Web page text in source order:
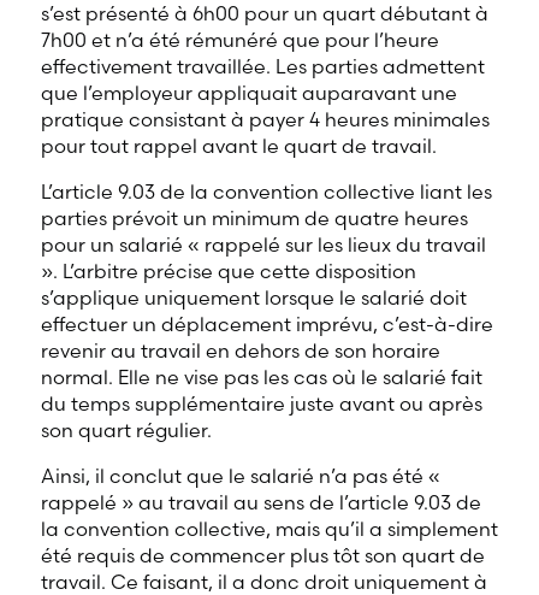
s’est présenté à 6h00 pour un quart débutant à
7h00 et n’a été rémunéré que pour l’heure
effectivement travaillée. Les parties admettent
que l’employeur appliquait auparavant une
pratique consistant à payer 4 heures minimales
pour tout rappel avant le quart de travail.
L’article 9.03 de la convention collective liant les
parties prévoit un minimum de quatre heures
pour un salarié « rappelé sur les lieux du travail
». L’arbitre précise que cette disposition
s’applique uniquement lorsque le salarié doit
effectuer un déplacement imprévu, c’est-à-dire
revenir au travail en dehors de son horaire
normal. Elle ne vise pas les cas où le salarié fait
du temps supplémentaire juste avant ou après
son quart régulier.
Ainsi, il conclut que le salarié n’a pas été «
rappelé » au travail au sens de l’article 9.03 de
la convention collective, mais qu’il a simplement
été requis de commencer plus tôt son quart de
travail. Ce faisant, il a donc droit uniquement à